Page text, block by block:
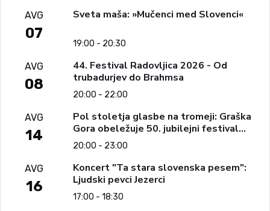
AVG
07
Sveta maša: »Mučenci med Slovenci«
19:00 - 20:30
AVG
08
44. Festival Radovljica 2026 - Od
trubadurjev do Brahmsa
20:00 - 22:00
AVG
14
Pol stoletja glasbe na tromeji: Graška
Gora obeležuje 50. jubilejni festival
narodno-zabavne glasbe
20:00 - 23:00
AVG
16
Koncert "Ta stara slovenska pesem":
Ljudski pevci Jezerci
17:00 - 18:30